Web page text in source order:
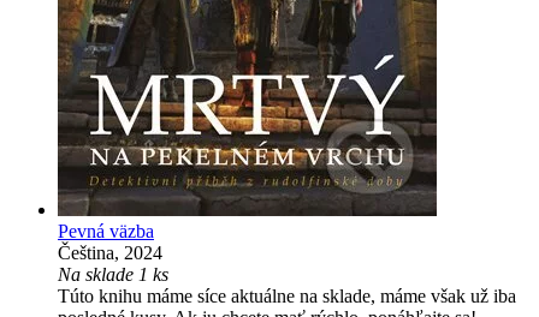
Pevná väzba
Čeština, 2024
Na sklade 1 ks
Túto knihu máme síce aktuálne na sklade, máme však už iba